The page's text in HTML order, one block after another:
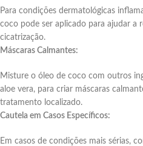
Para condições dermatológicas
coco pode ser aplicado para ajudar a
cicatrização.
Máscaras Calmantes:
Misture o óleo de coco com outros
aloe vera, para criar máscaras
tratamento localizado.
Cautela em Casos Específicos:
Em casos de condições mais sérias,